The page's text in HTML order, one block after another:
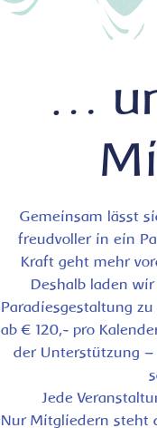
…
Gemeinsam lässt
freudvoller in ein
Kraft geht mehr
Deshalb laden
Paradiesgestaltung
ab € 120,- pro
der Unterstützung –
Jede
Nur Mitgliedern steht